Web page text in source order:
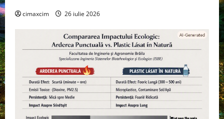
cimaxcim 26 iulie 2026